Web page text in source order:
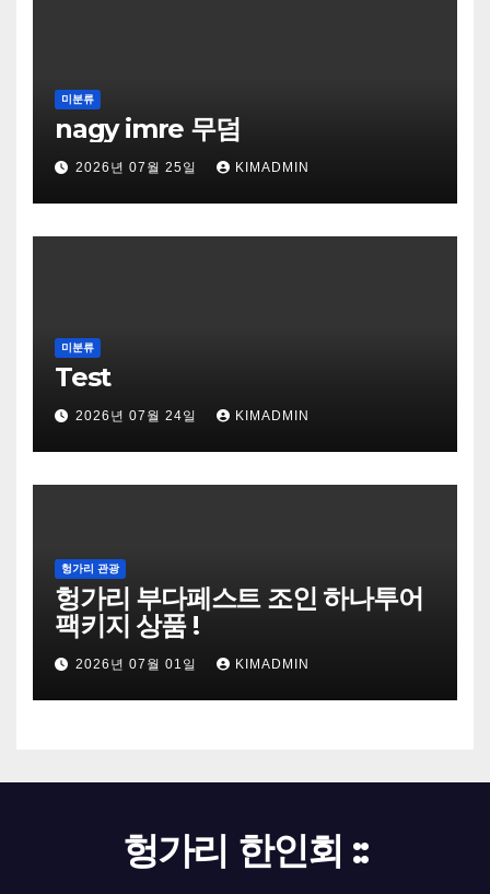
미분류
nagy imre 무덤
2026년 07월 25일 KIMADMIN
미분류
Test
2026년 07월 24일 KIMADMIN
헝가리 관광
헝가리 부다페스트 조인 하나투어
팩키지 상품 !
2026년 07월 01일 KIMADMIN
헝가리 한인회 ::